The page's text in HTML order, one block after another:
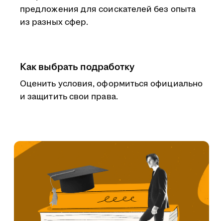
предложения для соискателей без опыта
из разных сфер.
Как выбрать подработку
Оценить условия, оформиться официально
и защитить свои права.